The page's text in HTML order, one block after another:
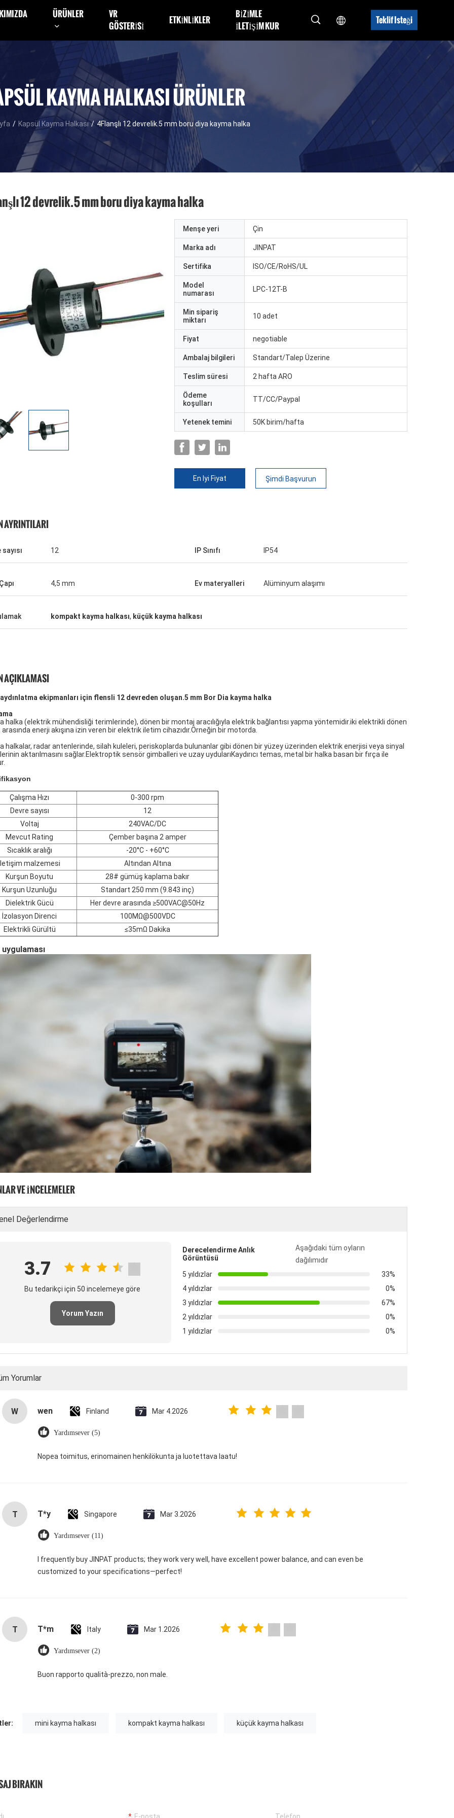
ÜRÜNLER
VR
GÖSTERISI
ETKINLIKLER
BIZIMLE
ILETIŞIM KUR
Teklif Isteği
KAYMA HALKASI ÜRÜNLER
/ Kapsül Kayma Halkası / 4Flanşlı 12 devrelik.5 mm boru diya kayma halka
12 devrelik.5 mm boru diya kayma halka
Menşe yeri Çin
Marka adı JINPAT
Sertifika ISO/CE/RoHS/UL
Model
numarası
LPC-12T-B
Min sipariş
miktarı
10 adet
Fiyat negotiable
Ambalaj bilgileri Standart/Talep Üzerine
Teslim süresi 2 hafta ARO
Ödeme
koşulları
TT/CC/Paypal
Yetenek temini 50K birim/hafta
En Iyi Fiyat Şimdi Başvurun
AYRINTILARI
12 IP Sınıfı IP54
4,5 mm Ev materyalleri Alüminyum alaşımı
kompakt kayma halkası, küçük kayma halkası
AÇIKLAMASI
ekipmanları için flensli 12 devreden oluşan.5 mm Bor Dia kayma halka
halka (elektrik mühendisliği terimlerinde), dönen bir montaj aracılığıyla elektrik bağlantısı yapma yöntemidir.iki elektrikli dönen
enerji akışına izin veren bir elektrik iletim cihazıdır.Örneğin bir motorda.
halkalar, radar antenlerinde, silah kuleleri, periskoplarda bulunanlar gibi dönen bir yüzey üzerinden elektrik enerjisi veya sinyal
aktarılmasını sağlar.Elektroptik sensör gimballeri ve uzay uydularıKaydırıcı temas, metal bir halka basan bir fırça ile
Çalışma Hızı
0-300 rpm
Devre sayısı
12
Voltaj
240VAC/DC
Mevcut Rating
Çember başına 2 amper
Sıcaklık aralığı
-20°C - +60°C
malzemesi
Altından Altına
Kurşun Boyutu
28# gümüş kaplama bakır
Kurşun Uzunluğu
Standart 250 mm (9.843 inç)
Dielektrik Gücü
Her devre arasında ≥500VAC@50Hz
İzolasyon Direnci
100MΩ@500VDC
Elektrikli Gürültü
≤35mΩ Dakika
VE İNCELEMELER
Değerlendirme
3.7
Bu tedarikçi için 50 incelemeye göre
Yorum Yazın
Derecelendirme Anlık
Görüntüsü
Aşağıdaki tüm oyların
dağılımıdır
5 yıldızlar
33%
4 yıldızlar
0%
3 yıldızlar
67%
2 yıldızlar
0%
1 yıldızlar
0%
Yorumlar
W wen Finland Mar 4.2026
Yardımsever (5)
Nopea toimitus, erinomainen henkilökunta ja luotettava laatu!
T T*y Singapore Mar 3.2026
Yardımsever (11)
I frequently buy JINPAT products; they work very well, have excellent power balance, and can even be
customized to your specifications—perfect!
T T*m Italy Mar 1.2026
Yardımsever (2)
Buon rapporto qualità-prezzo, non male.
mini kayma halkası kompakt kayma halkası küçük kayma halkası
BIRAKIN